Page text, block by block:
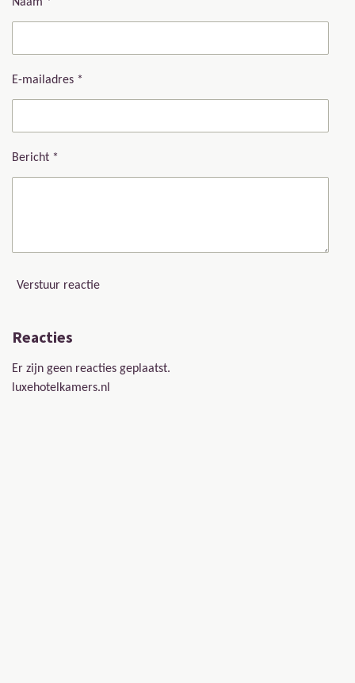
E-mailadres *
Bericht *
Verstuur reactie
Reacties
Er zijn geen reacties geplaatst.
luxehotelkamers.nl